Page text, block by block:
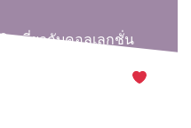
มเกี่ยวกับคอลเลกชั่น